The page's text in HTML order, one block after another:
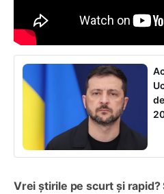
Vrei știrile pe scurt și rapid?